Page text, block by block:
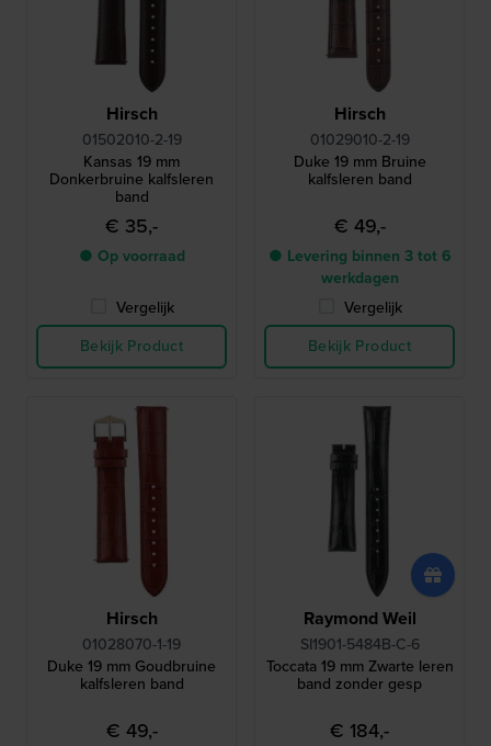
Hirsch
01502010-2-19
Kansas 19 mm
Donkerbruine kalfsleren
band
€ 35,-
● Op voorraad
Vergelijk
Bekijk Product
Hirsch
01029010-2-19
Duke 19 mm Bruine
kalfsleren band
€ 49,-
● Levering binnen 3 tot 6
werkdagen
Vergelijk
Bekijk Product
Hirsch
01028070-1-19
Duke 19 mm Goudbruine
kalfsleren band
€ 49,-
Raymond Weil
SI1901-5484B-C-6
Toccata 19 mm Zwarte leren
band zonder gesp
€ 184,-